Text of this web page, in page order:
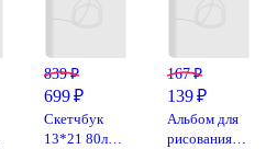
839 ₽
699 ₽
Скетчбук
13*21 80л
167 ₽
139 ₽
Альбом для
рисования